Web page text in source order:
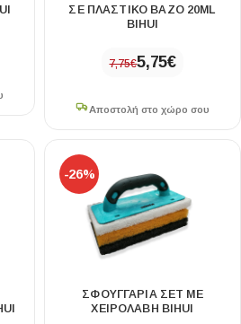
ΣΕ ΠΛΑΣΤΙΚΟ ΒΑΖΟ 20ML
BIHUI
7,75€5,75€
Αποστολή στο χώρο σου
-26%
ΣΦΟΥΓΓΑΡΙΑ ΣΕΤ ΜΕ
ΧΕΙΡΟΛΑΒΗ BIHUI